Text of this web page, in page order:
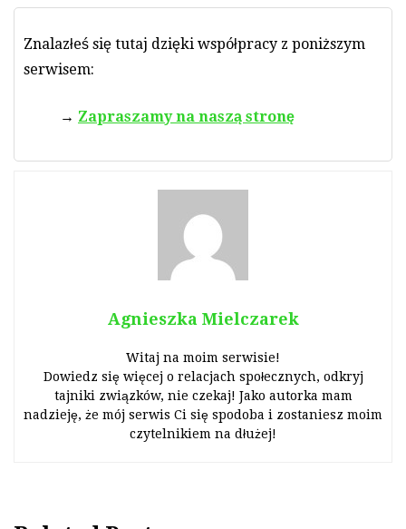
Znalazłeś się tutaj dzięki współpracy z poniższym
serwisem:
Zapraszamy na naszą stronę
Agnieszka Mielczarek
Witaj na moim serwisie!
Dowiedz się więcej o relacjach społecznych, odkryj
tajniki związków, nie czekaj! Jako autorka mam
nadzieję, że mój serwis Ci się spodoba i zostaniesz moim
czytelnikiem na dłużej!